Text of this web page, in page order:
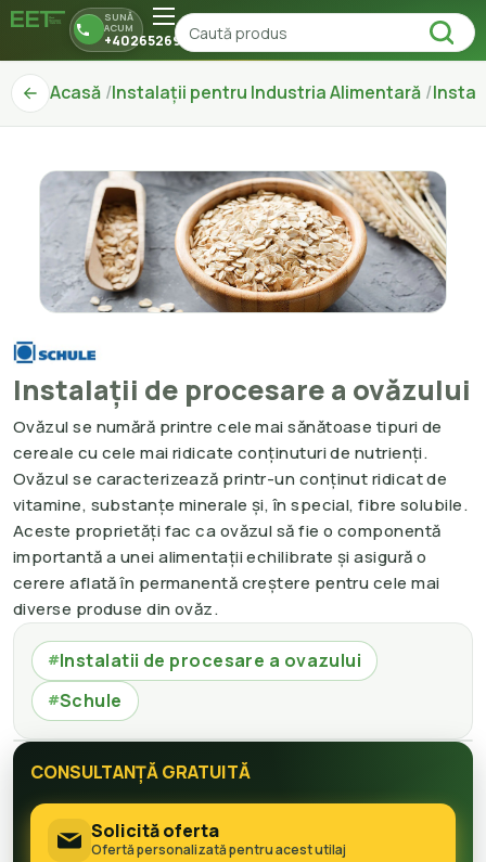
SUNĂ
ACUM
+40265269150
Acasă Instalații pentru Industria Alimentară
Instalații de procesare a ovăzului
Ovăzul se numără printre cele mai sănătoase tipuri de
cereale cu cele mai ridicate conținuturi de nutrienți.
Ovăzul se caracterizează printr-un conținut ridicat de
vitamine, substanțe minerale și, în special, fibre solubile.
Aceste proprietăți fac ca ovăzul să fie o componentă
importantă a unei alimentații echilibrate și asigură o
cerere aflată în permanentă creștere pentru cele mai
diverse produse din ovăz.
#Instalatii de procesare a ovazului
#Schule
CONSULTANȚĂ GRATUITĂ
Solicită oferta
Ofertă personalizată pentru acest utilaj